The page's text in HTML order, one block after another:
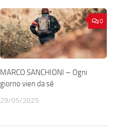
0
MARCO SANCHIONI – Ogni
giorno vien da sé
29/05/2025